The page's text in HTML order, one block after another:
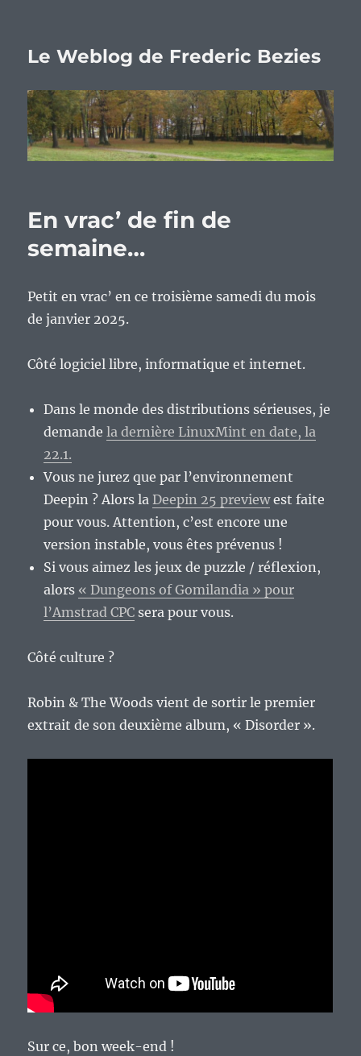
Le Weblog de Frederic Bezies
En vrac’ de fin de
semaine…
Petit en vrac’ en ce troisième samedi du mois
de janvier 2025.
Côté logiciel libre, informatique et internet.
Dans le monde des distributions sérieuses, je
demandela dernière LinuxMint en date, la
22.1.
Vous ne jurez que par l’environnement
Deepin ? Alors laDeepin 25 previewest faite
pour vous. Attention, c’est encore une
version instable, vous êtes prévenus !
Si vous aimez les jeux de puzzle / réflexion,
alors « Dungeons of Gomilandia » pour
l’Amstrad CPC sera pour vous.
Côté culture ?
Robin & The Woods vient de sortir le premier
extrait de son deuxième album, « Disorder ».
Sur ce, bon week-end !